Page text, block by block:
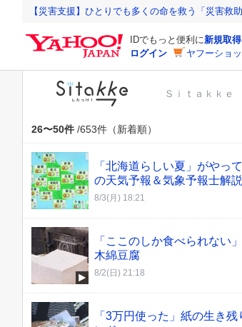
【災害支援】ひとりでも多くの命を救う「災害救
IDでもっと便利に新規取得
ログイン
ヤフーショ
Ｓｉｔａｋｋｅ
26〜50件 /653件（新着順）
「北海道らしい夏」がや
の天気予報＆気象予報士解
8/3(月) 18:21
「ここのしか食べられない
木綿豆腐
8/2(日) 21:18
「3万円使った」紙の生き